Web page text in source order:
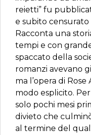
reietti” fu
e subito
Racconta una
tempi e con
spaccato della
romanzi avevano
ma l’opera di
modo esplicito.
solo pochi mesi
divieto che
al termine del